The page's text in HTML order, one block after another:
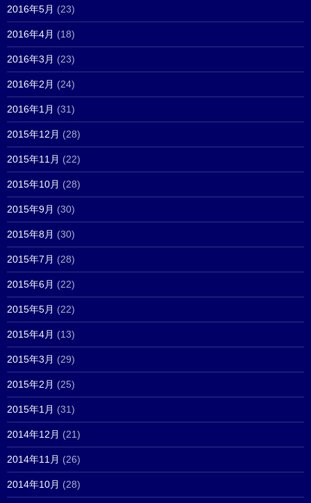
2016年5月 (23)
2016年4月 (18)
2016年3月 (23)
2016年2月 (24)
2016年1月 (31)
2015年12月 (28)
2015年11月 (22)
2015年10月 (28)
2015年9月 (30)
2015年8月 (30)
2015年7月 (28)
2015年6月 (22)
2015年5月 (22)
2015年4月 (13)
2015年3月 (29)
2015年2月 (25)
2015年1月 (31)
2014年12月 (21)
2014年11月 (26)
2014年10月 (28)